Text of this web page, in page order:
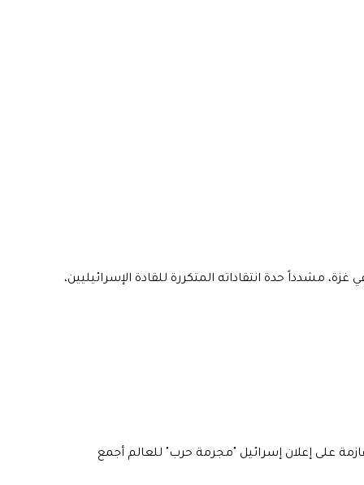
مشدداً حدة انتقاداته المتكررة للقادة الإسرائيليين،
على إعلان إسرائيل "مجرمة حرب" للعالم أجمع